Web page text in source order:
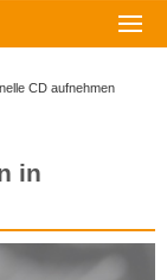
CD aufnehmen
in